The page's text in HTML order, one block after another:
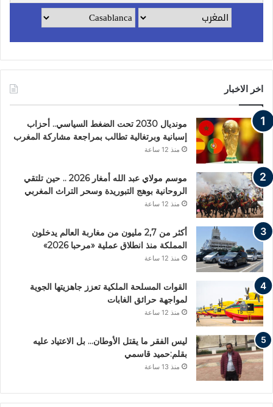
اخر الاخبار
مونديال 2030 تحت الضغط السياسي.. أحزاب
إسبانية وبرتغالية تطالب بمراجعة مشاركة المغرب
منذ 12 ساعة
موسم مولاي عبد الله أمغار 2026 .. حين تلتقي
الروحانية بوهج التبوريدة وسحر التراث المغربي
منذ 12 ساعة
أكثر من 2,7 مليون من مغاربة العالم يدخلون
المملكة منذ انطلاق عملية «مرحبا 2026»
منذ 12 ساعة
القوات المسلحة الملكية تعزز جاهزيتها الجوية
لمواجهة حرائق الغابات
منذ 12 ساعة
ليس الفقر ما يقتل الأوطان… بل الاعتياد عليه
بقلم:حميد قاسمي
منذ 13 ساعة